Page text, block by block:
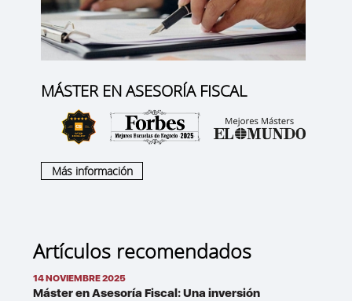
MÁSTER EN ASESORÍA FISCAL
Más información
Artículos recomendados
14 NOVIEMBRE 2025
Máster en Asesoría Fiscal: Una inversión